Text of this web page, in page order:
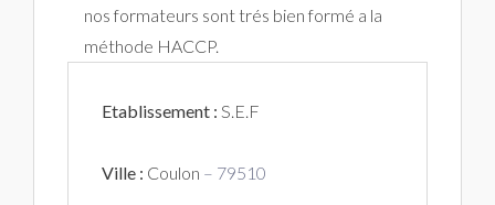
nos formateurs sont trés bien formé a la
méthode HACCP.
Etablissement : S.E.F
Ville : Coulon – 79510